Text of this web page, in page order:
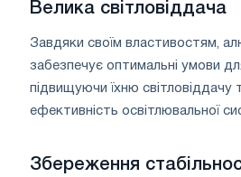
Велика світловіддача
Завдяки своїм властивостям,
забезпечує оптимальні умови
підвищуючи їхню світловіддачу
ефективність освітлювальної
Збереження